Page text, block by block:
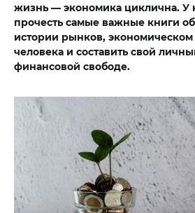
жизнь — экономика циклична. У
прочесть самые важные книги
истории рынков,
человека и составить свой
финансовой свободе.